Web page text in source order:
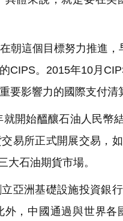
朝這個目標努力推進
CIPS。2015年10月
要影響力的國際支付清
開始醞釀石油人民幣
易所正式開展交易，
大石油期貨市場。
亞洲基礎設施投資銀
外，中國通過與世界